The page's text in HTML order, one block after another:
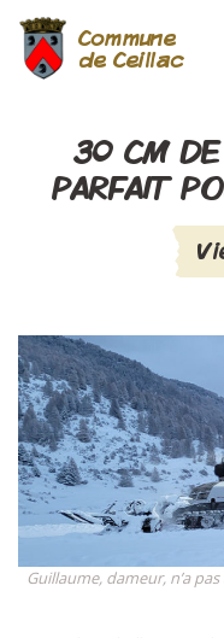
Commune
de Ceillac
30 CM
PARFAIT
Guillaume, dameur, n’a